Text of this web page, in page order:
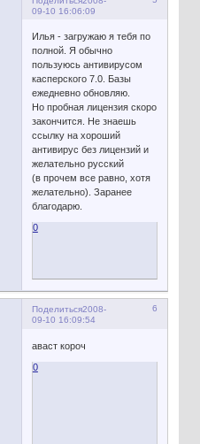
09-10 16:06:09
Илья - загружаю я тебя по
полной. Я обычно
пользуюсь антивирусом
касперского 7.0. Базы
ежедневно обновляю.
Но пробная лицензия скоро
закончится. Не знаешь
ссылку на хороший
антивирус без лицензий и
желательно русский
(в прочем все равно, хотя
желательно). Заранее
благодарю.
0
Поделиться 6
2008-
09-10 16:09:54
аваст короч
0